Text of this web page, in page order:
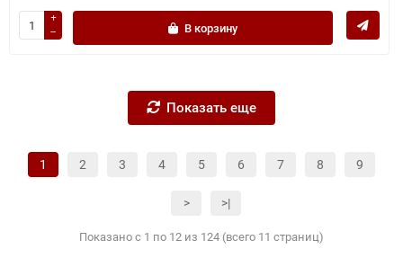
В корзину
Показать еще
1 2 3 4 5 6 7 8 9
> >|
Показано с 1 по 12 из 124 (всего 11 страниц)